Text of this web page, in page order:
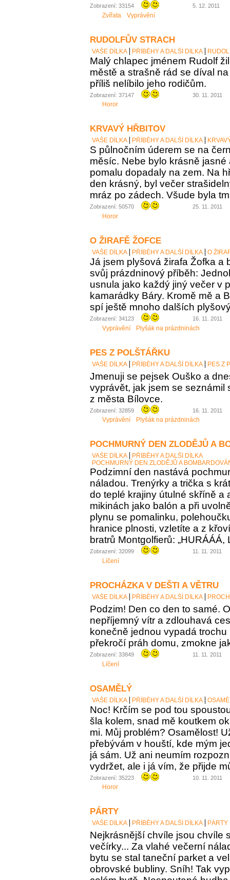
Zobrazení: 33154 5. 12. 2011
Zvířata Vyprávění
RUDOLFŮV STRACH
VAŠE DÍLKA PŘÍBĚHY A DALŠÍ DÍLKA
Malý chlapec jménem Rudolf
městě a strašně rád se díval
příliš nelíbilo jeho rodičům.
Zobrazení: 37147 30. 11. 2011
Horor
KRVAVÝ HŘBITOV
VAŠE DÍLKA PŘÍBĚHY A DALŠÍ DÍLKA
S půlnočním úderem se na
měsíc. Nebe bylo krásně jasné
pomalu dopadaly na zem. Na
den krásný, byl večer
mráz po zádech. Všude byla
Zobrazení: 50570 25. 11. 2011
Horor
O ŽIRAFĚ ŽOFCE
VAŠE DÍLKA PŘÍBĚHY A DALŠÍ DÍLKA O
Já jsem plyšová žirafa Žofka a
svůj prázdninový příběh:
usnula jako každý jiný večer v
kamarádky Báry. Kromě mě a
spí ještě mnoho dalších
Zobrazení: 34123 16. 11. 2011
Vyprávění Plyšák na prázdninách
PES Z POLŠTÁŘKU
VAŠE DÍLKA PŘÍBĚHY A DALŠÍ DÍLKA PES Z
Jmenuji se pejsek Ouško a
vyprávět, jak jsem se seznámil
z města Bílovce.
Zobrazení: 32859 16. 11. 2011
Vyprávění Plyšák na prázdninách
POCHMURNÝ DEN ZLODĚJŮ A
VAŠE DÍLKA
PŘÍBĚHY A DALŠÍ DÍLKA
POCHMURNÝ DEN ZLODĚJŮ A
Podzimní den nastává
náladou. Trenýrky a trička s
do teplé krajiny útulné skříně a
mikinách jako balón a při
plynu se pomalinku,
hranice plnosti, vzletíte a z
bratrů Montgolfierů: „HURÁÁÁ,
Zobrazení: 32099 11. 11. 2011
Líčení
PROCHÁZKA V DEŠTI A VĚTRU
VAŠE DÍLKA PŘÍBĚHY A DALŠÍ DÍLKA
Podzim! Den co den to samé.
nepříjemný vítr a zdlouhavá
konečně jednou vypadá
překročí práh domu, zmokne
Zobrazení: 33849 11. 11. 2011
Líčení
OSAMĚLÝ
VAŠE DÍLKA PŘÍBĚHY A DALŠÍ DÍLKA
Noc! Krčím se pod tou
šla kolem, snad mě koutkem
mi. Můj problém? Osamělost!
přebývám v houští, kde mým
já sám. Už ani neumím
vydržet, ale i já vím, že přijde
Zobrazení: 35223 10. 11. 2011
Horor
PÁRTY
VAŠE DÍLKA PŘÍBĚHY A DALŠÍ DÍLKA PÁRTY
Nejkrásnější chvíle jsou chvíle
večírky... Za vlahé večerní
bytu se stal taneční parket a
obrovské bubliny. Sníh! Tak